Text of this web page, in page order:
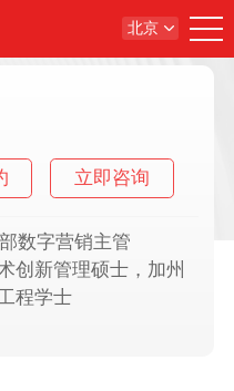
北京
立即咨询
数字营销主管
创新管理硕士，加州
程学士